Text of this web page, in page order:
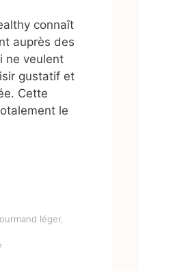
connaît
auprès des
ne veulent
gustatif et
Cette
le
léger,